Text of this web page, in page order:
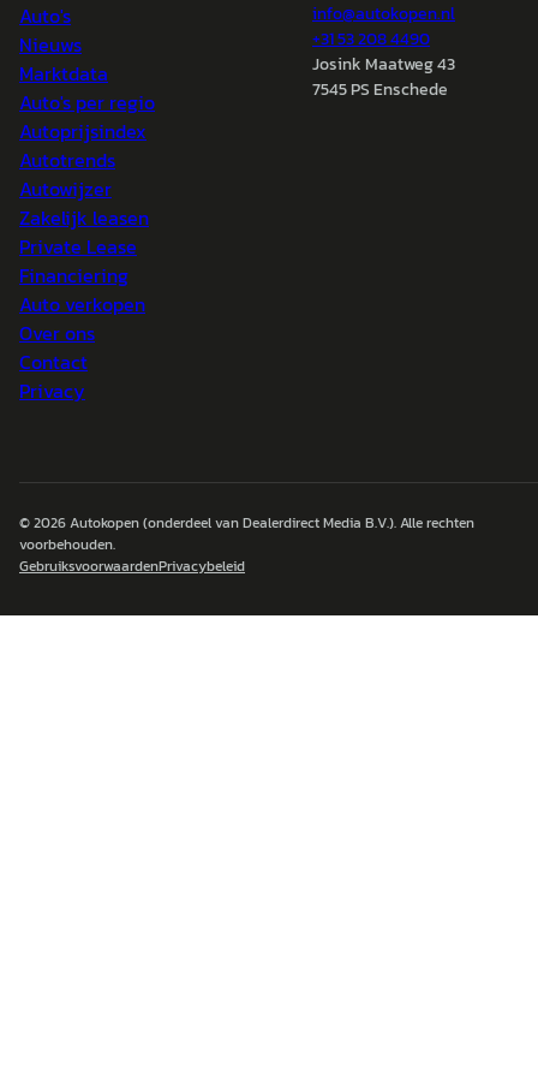
Auto's
Nieuws
Marktdata
Auto's per regio
Autoprijsindex
Autotrends
Autowijzer
Zakelijk leasen
Private Lease
Financiering
Auto verkopen
Over ons
Contact
Privacy
info@autokopen.nl
+31 53 208 4490
Josink Maatweg 43
7545 PS Enschede
© 2026Autokopen(onderdeel van Dealerdirect Media B.V.). Alle rechten
voorbehouden.
GebruiksvoorwaardenPrivacybeleid